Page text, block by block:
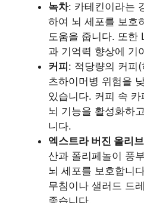
녹차: 카테킨이라는
하여 뇌 세포를 보호
도움을 줍니다. 또한
과 기억력 향상에 기
커피 : 적당량의 커피
츠하이머병 위험을
있습니다. 커피 속
뇌 기능을 활성화하
니다.
엑스트라 버진 올리
산과 폴리페놀이 풍
뇌 세포를 보호합니
무침이나 샐러드 드
좋습니다.